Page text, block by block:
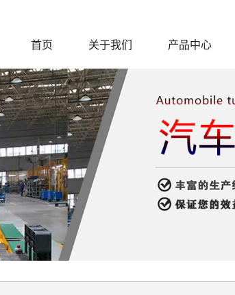
首页 关于我们 产品中心